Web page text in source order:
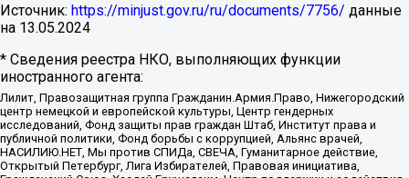
Источник: https://minjust.gov.ru/ru/documents/7756/ данные
на 13.05.2024
* Сведения реестра НКО, выполняющих функции
иностранного агента:
Лилит, Правозащитная группа Гражданин.Армия.Право, Нижегородский
центр немецкой и европейской культуры, Центр гендерных
исследований, Фонд защиты прав граждан Штаб, Институт права и
публичной политики, Фонд борьбы с коррупцией, Альянс врачей,
НАСИЛИЮ.НЕТ, Мы против СПИДа, СВЕЧА, Гуманитарное действие,
Открытый Петербург, Лига Избирателей, Правовая инициатива,